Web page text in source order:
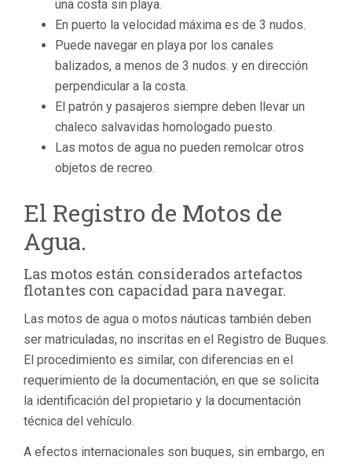
una costa sin playa.
En puerto la velocidad máxima es de 3 nudos.
Puede navegar en playa por los canales
balizados, a menos de 3 nudos. y en dirección
perpendicular a la costa.
El patrón y pasajeros siempre deben llevar un
chaleco salvavidas homologado puesto.
Las motos de agua no pueden remolcar otros
objetos de recreo.
El Registro de Motos de
Agua.
Las motos están considerados artefactos
flotantes con capacidad para navegar.
Las motos de agua o motos náuticas también deben
ser matriculadas, no inscritas en el Registro de Buques.
El procedimiento es similar, con diferencias en el
requerimiento de la documentación, en que se solicita
la identificación del propietario y la documentación
técnica del vehículo.
A efectos internacionales son buques, sin embargo, en